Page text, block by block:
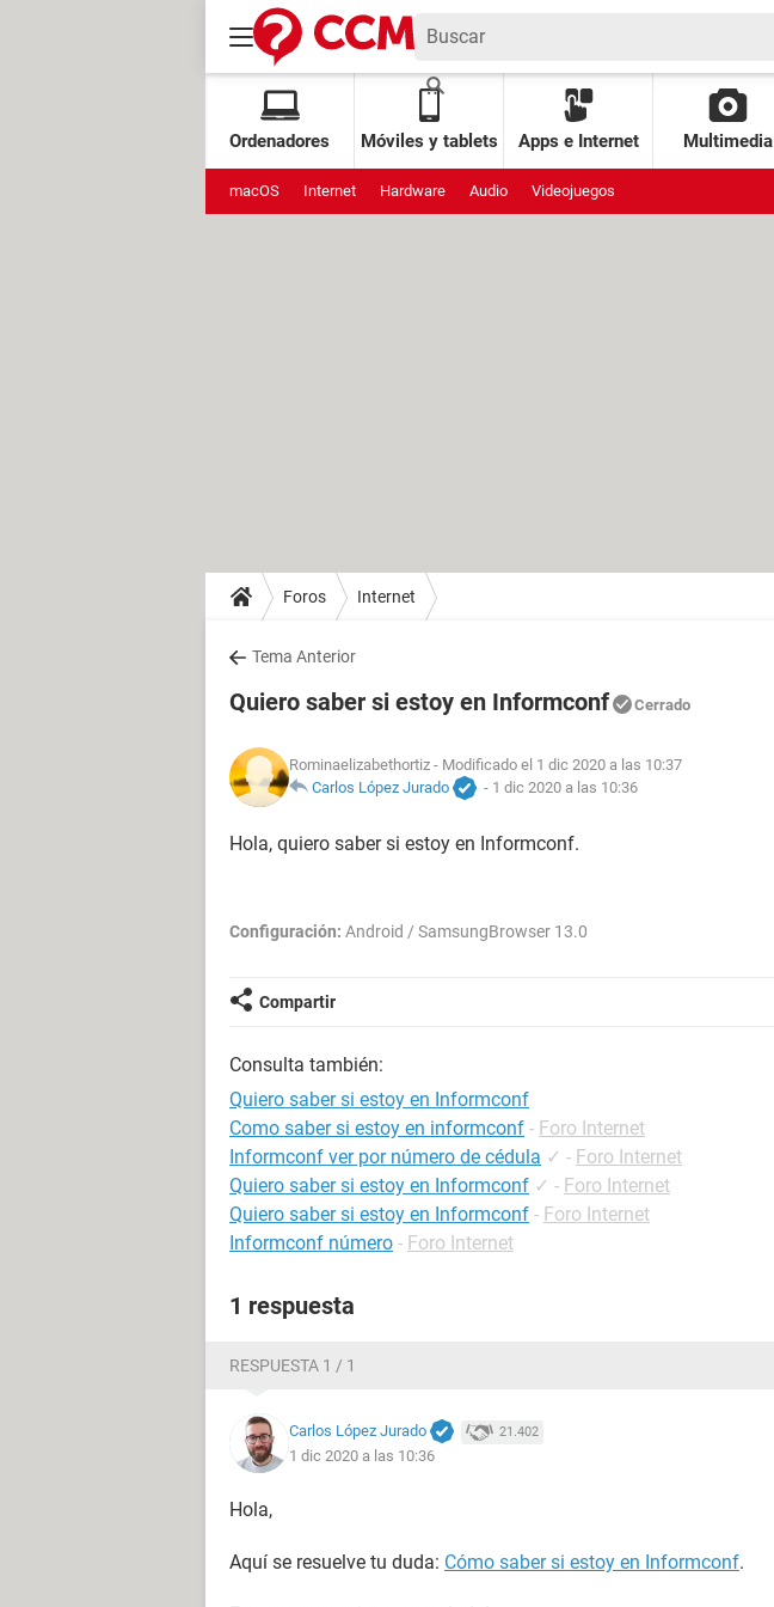
Ordenadores Móviles y tablets Apps e Internet Multimedia
macOS Internet Hardware Audio Videojuegos
Foros Internet
Tema Anterior
Quiero saber si estoy en Informconf Cerrado
Rominaelizabethortiz - Modificado el 1 dic 2020 a las 10:37
Carlos López Jurado
- 1 dic 2020 a las 10:36
Hola, quiero saber si estoy en Informconf.
Configuración: Android / SamsungBrowser 13.0
Compartir
Consulta también:
Quiero saber si estoy en Informconf
Como saber si estoy en informconf - Foro Internet
Informconf ver por número de cédula ✓ - Foro Internet
Quiero saber si estoy en Informconf ✓ - Foro Internet
Quiero saber si estoy en Informconf - Foro Internet
Informconf número - Foro Internet
1 respuesta
RESPUESTA 1 / 1
Carlos López Jurado 21.402
1 dic 2020 a las 10:36
Hola,
Aquí se resuelve tu duda: Cómo saber si estoy en Informconf.